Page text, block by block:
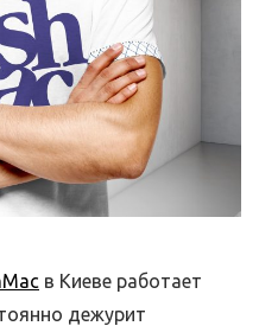
в Киеве работает
дежурит